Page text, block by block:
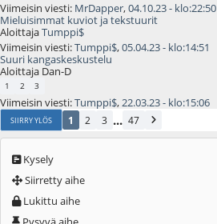
Viimeisin viesti: MrDapper,04.10.23 - klo:22:50
Mieluisimmat kuviot ja tekstuurit
AloittajaTumppi$
Viimeisin viesti:Tumppi$,05.04.23 - klo:14:51
Suuri kangaskeskustelu
Aloittaja Dan-D
1 2 3
Viimeisin viesti:Tumppi$,22.03.23 - klo:15:06
SIIRRY YLÖS 1 2 3 ... 47
Kysely
Siirretty aihe
Lukittu aihe